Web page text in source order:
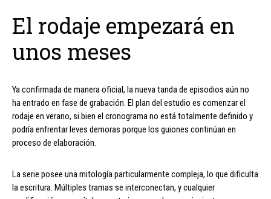
El rodaje empezará en
unos meses
Ya confirmada de manera oficial, la nueva tanda de episodios aún no
ha entrado en fase de grabación. El plan del estudio es comenzar el
rodaje en verano, si bien el cronograma no está totalmente definido y
podría enfrentar leves demoras porque los guiones continúan en
proceso de elaboración.
La serie posee una mitología particularmente compleja, lo que dificulta
la escritura. Múltiples tramas se interconectan, y cualquier